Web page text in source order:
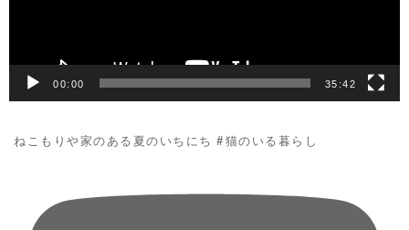
00:00 35:42
ねこもりや家のある夏のいちにち #猫のいる暮らし